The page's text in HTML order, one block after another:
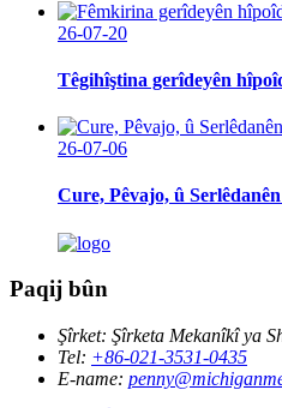
26-07-20
Têgihîştina gerîdeyên
26-07-06
Cure, Pêvajo, û
Paqij bûn
Şîrket: Şîrketa Mekanîkî ya
Tel: +86-021-3531-0435
E-name: